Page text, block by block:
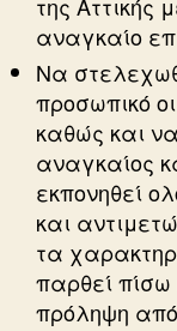
αναγκαίο
Να
προσωπικό
καθώς και
αναγκαίος
εκπονηθεί
και
τα
παρθεί
πρόληψη